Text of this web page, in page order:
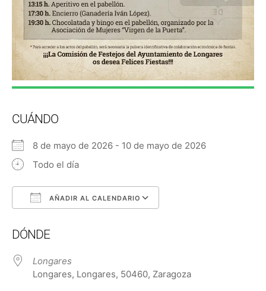
CUÁNDO
8 de mayo de 2026 - 10 de mayo de 2026
Todo el día
AÑADIR AL CALENDARIO
DÓNDE
Longares
Longares, Longares, 50460, Zaragoza